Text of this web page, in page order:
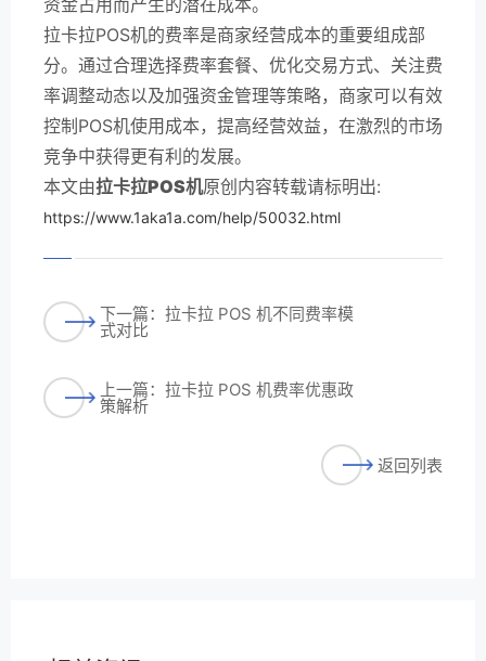
拉卡拉POS机的费率是商家经营成本的重要组成部
分。通过合理选择费率套餐、优化交易方式、关注费
率调整动态以及加强资金管理等策略，商家可以有效
控制POS机使用成本，提高经营效益，在激烈的市场
竞争中获得更有利的发展。
本文由拉卡拉POS机原创内容转载请标明出:
https://www.1aka1a.com/help/50032.html
下一篇：拉卡拉 POS 机不同费率模
式对比
上一篇：拉卡拉 POS 机费率优惠政
策解析
返回列表